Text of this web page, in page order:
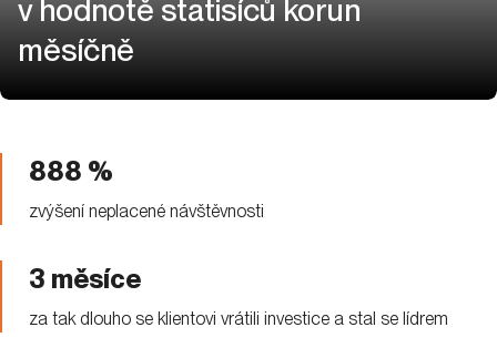
v hodnotě statisíců korun
měsíčně
888 %
zvýšení neplacené návštěvnosti
3 měsíce
za tak dlouho se klientovi vrátili investice a stal se lídrem